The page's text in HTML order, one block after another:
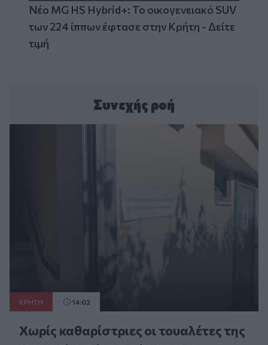
Νέο MG HS Hybrid+: Το οικογενειακό SUV
των 224 ίππων έφτασε στην Κρήτη - Δείτε
τιμή
Συνεχής ροή
ΚΡΗΤΗ 14:02
Χωρίς καθαρίστριες οι τουαλέτες της